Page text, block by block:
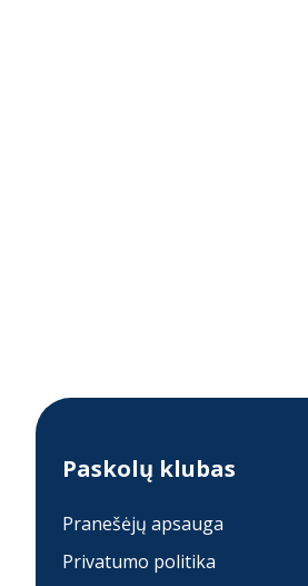
Paskolų klubas
Pranešėjų apsauga
Privatumo politika